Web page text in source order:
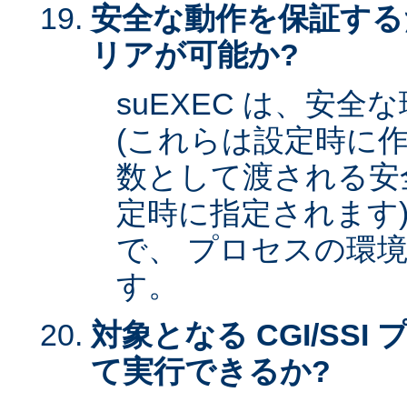
安全な動作を保証す
リアが可能か?
suEXEC は、安全
(これらは設定時に
数として渡される
定時に指定されま
で、 プロセスの環
す。
対象となる CGI/SSI
て実行できるか?